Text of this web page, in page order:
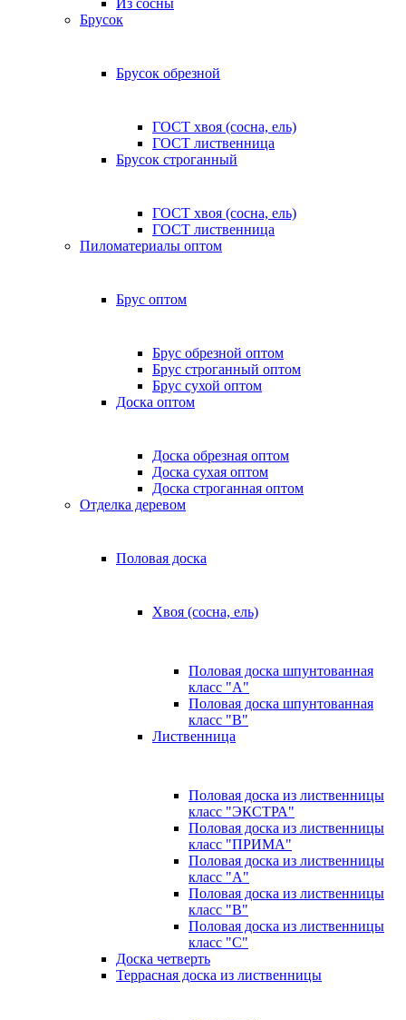
Из сосны
Брусок
Брусок обрезной
ГОСТ хвоя (сосна, ель)
ГОСТ лиственница
Брусок строганный
ГОСТ хвоя (сосна, ель)
ГОСТ лиственница
Пиломатериалы оптом
Брус оптом
Брус обрезной оптом
Брус строганный оптом
Брус сухой оптом
Доска оптом
Доска обрезная оптом
Доска сухая оптом
Доска строганная оптом
Отделка деревом
Половая доска
Хвоя (сосна, ель)
Половая доска шпунтованная
класс "А"
Половая доска шпунтованная
класс "B"
Лиственница
Половая доска из лиственницы
класс "ЭКСТРА"
Половая доска из лиственницы
класс "ПРИМА"
Половая доска из лиственницы
класс "А"
Половая доска из лиственницы
класс "B"
Половая доска из лиственницы
класс "C"
Доска четверть
Террасная доска из лиственницы